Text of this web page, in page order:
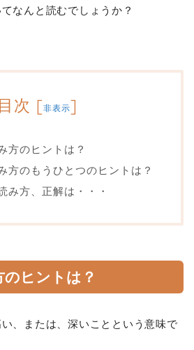
なんと読むでしょうか？
目次 [非表示]
方のヒントは？
方のもうひとつのヒントは？
み方、正解は・・・
のヒントは？
い、または、深いことという意味で